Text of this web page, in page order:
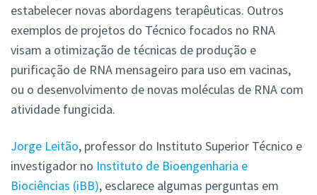
estabelecer novas abordagens terapêuticas. Outros
exemplos de projetos do Técnico focados no RNA
visam a otimização de técnicas de produção e
purificação de RNA mensageiro para uso em vacinas,
ou o desenvolvimento de novas moléculas de RNA com
atividade fungicida.
Jorge Leitão, professor do Instituto Superior Técnico e
investigador no Instituto de Bioengenharia e
Biociências (iBB), esclarece algumas perguntas em